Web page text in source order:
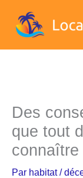
Des
que tout
connaître
Par habitat/